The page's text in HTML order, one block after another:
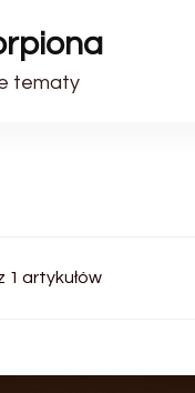
tematy
1 artykułów